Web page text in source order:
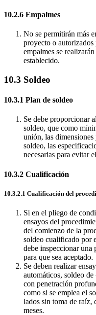
10.2.6 Empalmes
No se permitirán más
proyecto o
empalmes se
establecido.
10.3 Soldeo
10.3.1 Plan de soldeo
Se debe proporcionar
soldeo, que como
unión, las
soldeo, las
necesarias para evitar
10.3.2 Cualificación
10.3.2.1 Cualificación del
Si en el pliego de
ensayos del
del comienzo de la
soldeo cualificado por
debe inspeccionar una
para que sea aceptado.
Se deben realizar
automáticos, soldeo
con penetración
como si se emplea el
lados sin toma de raíz,
meses.